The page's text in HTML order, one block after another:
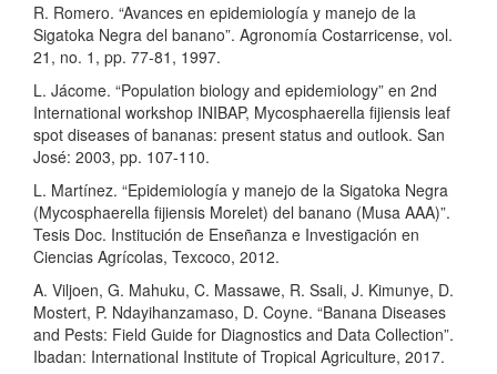
R. Romero. “Avances en epidemiología y manejo de la
Sigatoka Negra del banano”. Agronomía Costarricense, vol.
21, no. 1, pp. 77-81, 1997.
L. Jácome. “Population biology and epidemiology” en 2nd
International workshop INIBAP, Mycosphaerella fijiensis leaf
spot diseases of bananas: present status and outlook. San
José: 2003, pp. 107-110.
L. Martínez. “Epidemiología y manejo de la Sigatoka Negra
(Mycosphaerella fijiensis Morelet) del banano (Musa AAA)”.
Tesis Doc. Institución de Enseñanza e Investigación en
Ciencias Agrícolas, Texcoco, 2012.
A. Viljoen, G. Mahuku, C. Massawe, R. Ssali, J. Kimunye, D.
Mostert, P. Ndayihanzamaso, D. Coyne. “Banana Diseases
and Pests: Field Guide for Diagnostics and Data Collection”.
Ibadan: International Institute of Tropical Agriculture, 2017.